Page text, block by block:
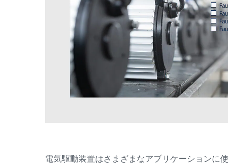
電気駆動装置はさまざまなアプリケーションに